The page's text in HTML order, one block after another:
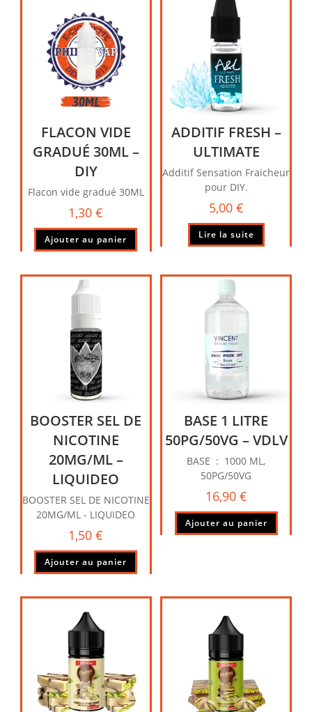
FLACON VIDE
GRADUÉ 30ML –
DIY
Flacon vide gradué 30ML
1,30€
Ajouter au panier
ADDITIF FRESH –
ULTIMATE
Additif Sensation Fraicheur
pour DIY.
5,00 €
Lire la suite
BOOSTER SEL DE
NICOTINE
20MG/ML –
LIQUIDEO
BOOSTER SEL DE NICOTINE
20MG/ML - LIQUIDEO
1,50€
Ajouter au panier
BASE 1 LITRE
50PG/50VG – VDLV
BASE : 1000 ML,
50PG/50VG
16,90 €
Ajouter au panier